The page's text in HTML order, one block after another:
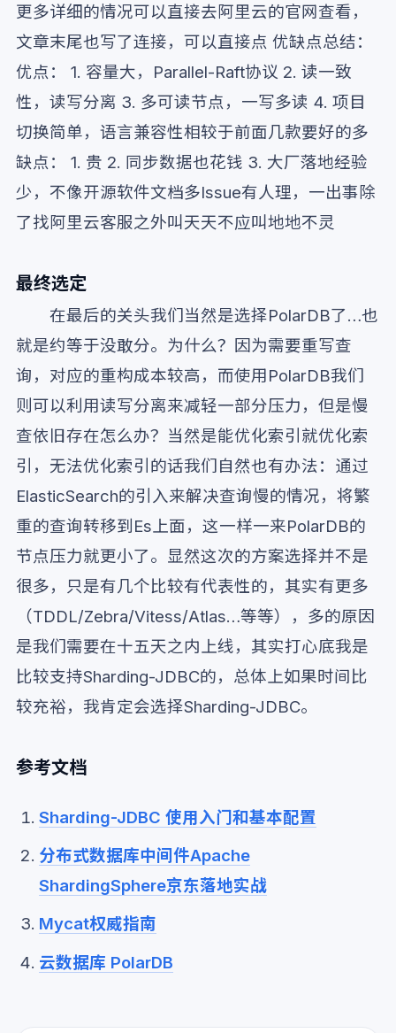
更多详细的情况可以直接去阿里云的官网查看，
文章末尾也写了连接，可以直接点 优缺点总结：
优点： 1. 容量大，Parallel-Raft协议 2. 读一致
性，读写分离 3. 多可读节点，一写多读 4. 项目
切换简单，语言兼容性相较于前面几款要好的多
缺点： 1. 贵 2. 同步数据也花钱 3. 大厂落地经验
少，不像开源软件文档多Issue有人理，一出事除
了找阿里云客服之外叫天天不应叫地地不灵
最终选定
在最后的关头我们当然是选择PolarDB了…也
就是约等于没敢分。为什么？因为需要重写查
询，对应的重构成本较高，而使用PolarDB我们
则可以利用读写分离来减轻一部分压力，但是慢
查依旧存在怎么办？当然是能优化索引就优化索
引，无法优化索引的话我们自然也有办法：通过
ElasticSearch的引入来解决查询慢的情况，将繁
重的查询转移到Es上面，这一样一来PolarDB的
节点压力就更小了。显然这次的方案选择并不是
很多，只是有几个比较有代表性的，其实有更多
（TDDL/Zebra/Vitess/Atlas…等等），多的原因
是我们需要在十五天之内上线，其实打心底我是
比较支持Sharding-JDBC的，总体上如果时间比
较充裕，我肯定会选择Sharding-JDBC。
参考文档
Sharding-JDBC 使用入门和基本配置
分布式数据库中间件Apache
ShardingSphere京东落地实战
Mycat权威指南
云数据库 PolarDB